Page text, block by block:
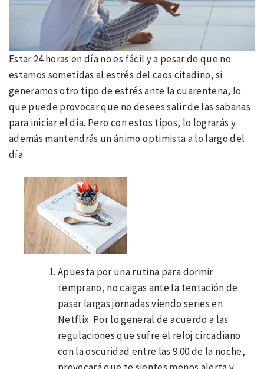
Estar 24 horas en día no es fácil y a pesar de que no
estamos sometidas al estrés del caos citadino, si
generamos otro tipo de estrés ante la cuarentena, lo
que puede provocar que no desees salir de las sabanas
para iniciar el día. Pero con estos tipos, lo lograrás y
además mantendrás un ánimo optimista a lo largo del
día.
Apuesta por una rutina para dormir
temprano, no caigas ante la tentación de
pasar largas jornadas viendo series en
Netflix. Por lo general de acuerdo a las
regulaciones que sufre el reloj circadiano
con la oscuridad entre las 9:00 de la noche,